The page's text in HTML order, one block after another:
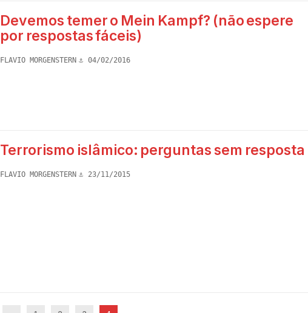
Devemos temer o Mein Kampf? (não espere
por respostas fáceis)
FLAVIO MORGENSTERN 04/02/2016
Terrorismo islâmico: perguntas sem resposta
FLAVIO MORGENSTERN 23/11/2015